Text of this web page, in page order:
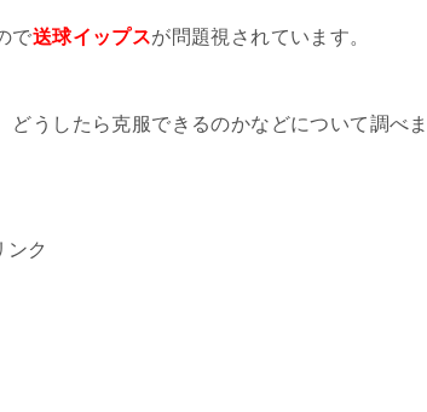
で送球イップスが問題視されています。
うしたら克服できるのかなどについて調べま
ンク